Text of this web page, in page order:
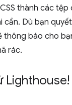
thành các tệp
cần. Dù bạn
thông báo cho
rác.
Lighthouse!